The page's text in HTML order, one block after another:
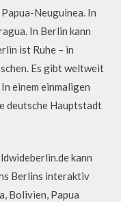
Neuguinea. In
In Berlin kann
ist Ruhe – in
Es gibt weltweit
einem einmaligen
deutsche Hauptstadt
kann
Berlins interaktiv
Bolivien, Papua